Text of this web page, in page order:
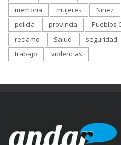
memoria
mujeres Niñez
policía
provincia Pueblos
reclamo
Salud seguridad
trabajo
violencias